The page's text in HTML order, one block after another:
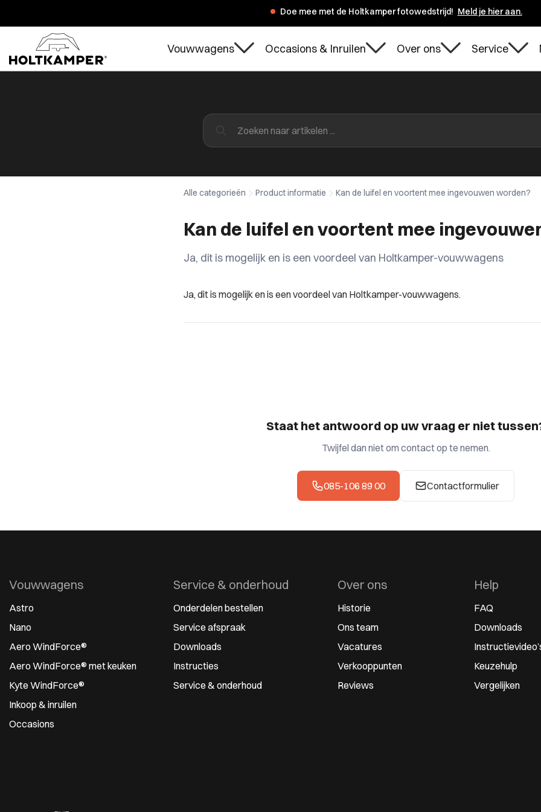
Doe mee met de Holtkamper fotowedstrijd! Meld je hier aan.
Vouwwagens Occasions & Inruilen Over ons Service
Alle categorieën Product informatie Kan de luifel en voortent mee ingevouwen worden?
Kan de luifel en voortent mee
Ja, dit is mogelijk en is een voordeel van Holtkamper-vouwwagens
Ja, dit is mogelijk en is een voordeel van Holtkamper-vouwwagens.
Staat het antwoord op uw vraag er niet
Twijfel dan niet om contact op te nemen.
085-106 89 00 Contactformulier
Vouwwagens
Astro
Nano
Aero WindForce®
Aero WindForce® met keuken
Kyte WindForce®
Inkoop & inruilen
Occasions
Service & onderhoud
Onderdelen bestellen
Service afspraak
Downloads
Instructies
Service & onderhoud
Over ons
Historie
Ons team
Vacatures
Verkooppunten
Reviews
Help
FAQ
Downloads
Keuzehulp
Vergelijken